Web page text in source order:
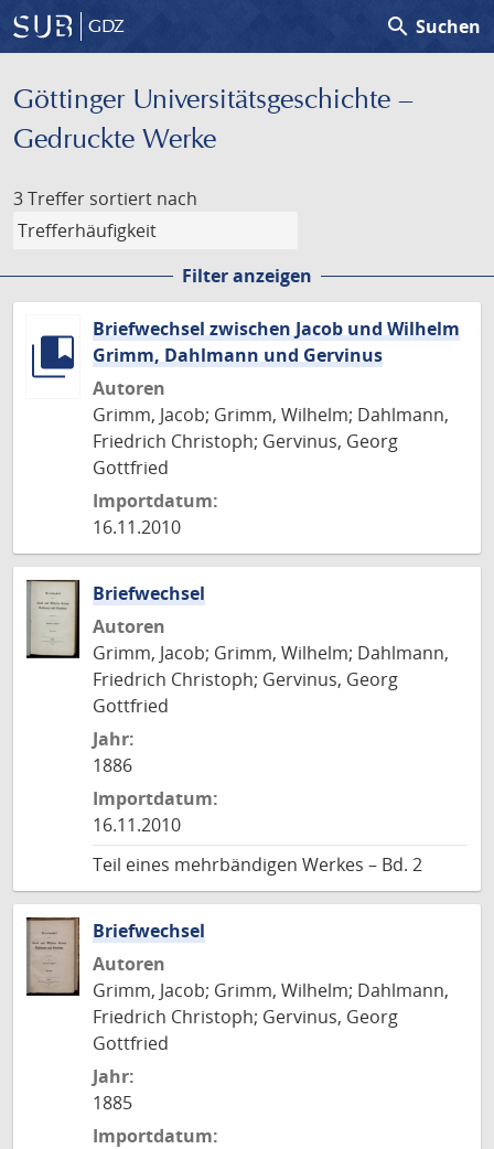
GDZ search Suchen
Göttinger Universitäts­geschichte –
Gedruckte Werke
3 Treffer sortiert nach
Filter anzeigen
Briefwechsel zwischen Jacob und Wilhelm
Grimm, Dahlmann und Gervinus
Autoren
Grimm, Jacob; Grimm, Wilhelm; Dahlmann,
Friedrich Christoph; Gervinus, Georg
Gottfried
Importdatum:
16.11.2010
Briefwechsel
Autoren
Grimm, Jacob; Grimm, Wilhelm; Dahlmann,
Friedrich Christoph; Gervinus, Georg
Gottfried
Jahr:
1886
Importdatum:
16.11.2010
Teil eines mehrbändigen Werkes – Bd. 2
Briefwechsel
Autoren
Grimm, Jacob; Grimm, Wilhelm; Dahlmann,
Friedrich Christoph; Gervinus, Georg
Gottfried
Jahr:
1885
Importdatum: